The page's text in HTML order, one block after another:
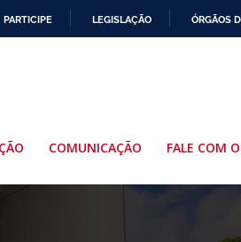
PARTICIPE LEGISLAÇÃO ÓRGÃOS
COMUNICAÇÃO FALE COM